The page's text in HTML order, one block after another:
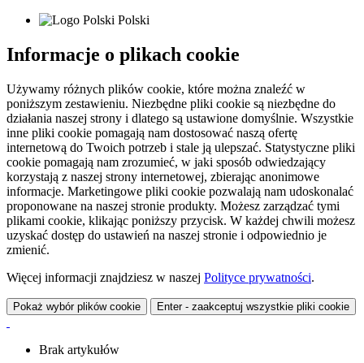
Polski
Informacje o plikach cookie
Używamy różnych plików cookie, które można znaleźć w
poniższym zestawieniu. Niezbędne pliki cookie są niezbędne do
działania naszej strony i dlatego są ustawione domyślnie. Wszystkie
inne pliki cookie pomagają nam dostosować naszą ofertę
internetową do Twoich potrzeb i stale ją ulepszać. Statystyczne pliki
cookie pomagają nam zrozumieć, w jaki sposób odwiedzający
korzystają z naszej strony internetowej, zbierając anonimowe
informacje. Marketingowe pliki cookie pozwalają nam udoskonalać
proponowane na naszej stronie produkty. Możesz zarządzać tymi
plikami cookie, klikając poniższy przycisk. W każdej chwili możesz
uzyskać dostęp do ustawień na naszej stronie i odpowiednio je
zmienić.
Więcej informacji znajdziesz w naszej Polityce prywatności.
Pokaż wybór plików cookie Enter - zaakceptuj wszystkie pliki cookie
Brak artykułów